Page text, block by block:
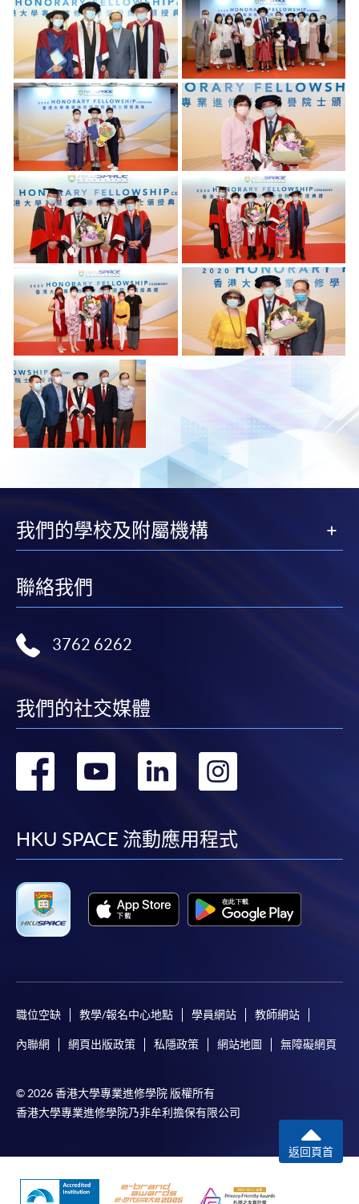
我們的學校及附屬機構
聯絡我們
3762 6262
我們的社交媒體
轉
facebook
轉
youtube
轉
linkedin
轉
HKU SPACE 流動應用程式
職位空缺 教學/報名中心地點 學員網站 教師網站
內聯網 網頁出版政策 私隱政策 網站地圖 無障礙網頁
© 2026 香港大學專業進修學院 版權所有
香港大學專業進修學院乃非牟利擔保有限公司
返回頁首